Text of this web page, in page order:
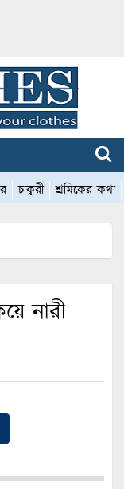
চাকুরী শ্রমিকের কথা
নারী